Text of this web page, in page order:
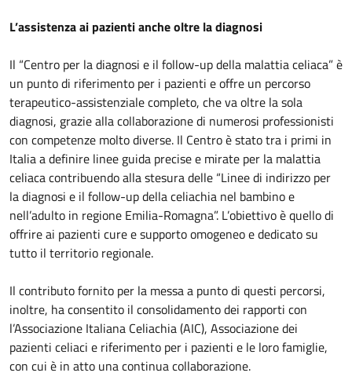
L’assistenza ai pazienti anche oltre la diagnosi
Il “Centro per la diagnosi e il follow-up della malattia celiaca” è
un punto di riferimento per i pazienti e offre un percorso
terapeutico-assistenziale completo, che va oltre la sola
diagnosi, grazie alla collaborazione di numerosi professionisti
con competenze molto diverse. Il Centro è stato tra i primi in
Italia a definire linee guida precise e mirate per la malattia
celiaca contribuendo alla stesura delle “Linee di indirizzo per
la diagnosi e il follow-up della celiachia nel bambino e
nell’adulto in regione Emilia-Romagna”. L’obiettivo è quello di
offrire ai pazienti cure e supporto omogeneo e dedicato su
tutto il territorio regionale.
Il contributo fornito per la messa a punto di questi percorsi,
inoltre, ha consentito il consolidamento dei rapporti con
l’Associazione Italiana Celiachia (AIC), Associazione dei
pazienti celiaci e riferimento per i pazienti e le loro famiglie,
con cui è in atto una continua collaborazione.